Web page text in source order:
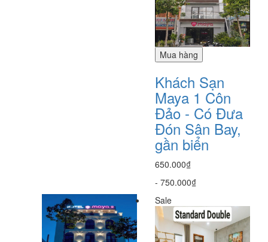
Mua hàng
Khách Sạn
Maya 1 Côn
Đảo - Có Đưa
Đón Sân Bay,
gần biển
650.000₫
- 750.000₫
Sale